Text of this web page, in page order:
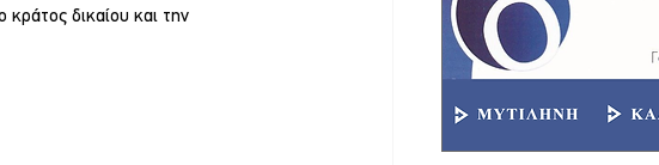
κράτος δικαίου και την